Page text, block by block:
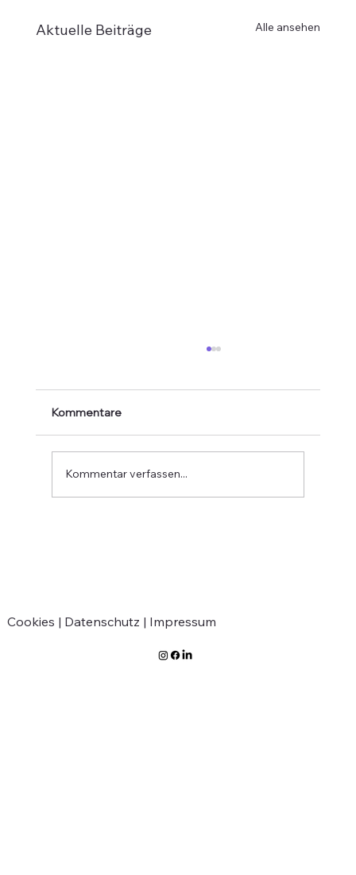
Aktuelle Beiträge Alle ansehen
Kommentare
Kommentar verfassen...
Cookies | Datenschutz | Impressum